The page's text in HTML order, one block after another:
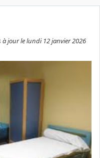
à jour le lundi 12 janvier 2026